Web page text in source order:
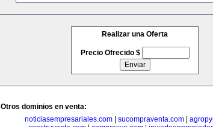
Realizar una Oferta
Precio Ofrecido $
Otros dominios en venta:
noticiasempresariales.com| sucompraventa.com|